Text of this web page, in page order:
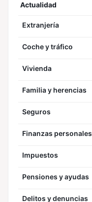
Actualidad
Extranjería
Coche y tráfico
Vivienda
Familia y herencias
Seguros
Finanzas personales
Impuestos
Pensiones y ayudas
Delitos y denuncias